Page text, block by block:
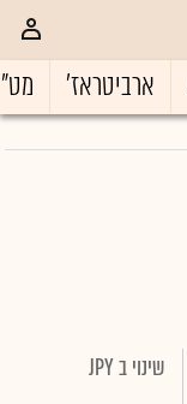
ארביטראז'
שינוי ב JPY